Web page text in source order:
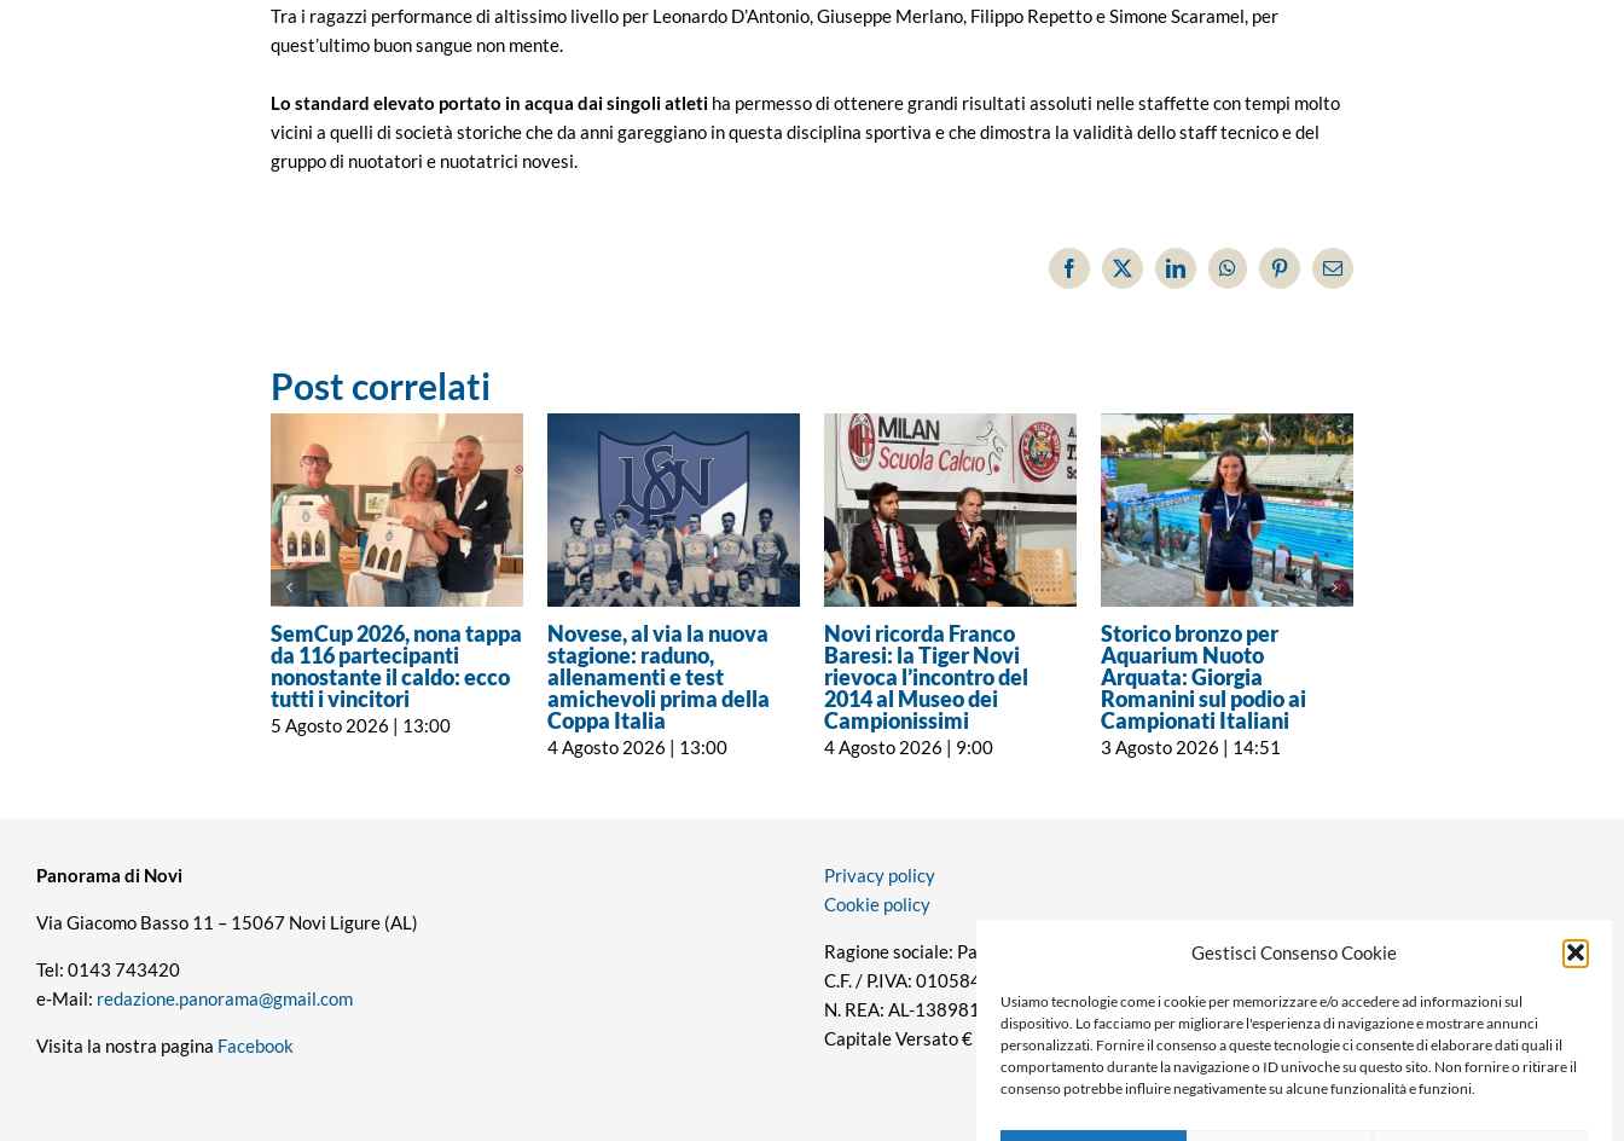
Gestisci Consenso Cookie
Usiamo tecnologie come i cookie per memorizzare e/o accedere ad informazioni sul
dispositivo. Lo facciamo per migliorare l'esperienza di navigazione e mostrare annunci
personalizzati. Fornire il consenso a queste tecnologie ci consente di elaborare dati quali il
comportamento durante la navigazione o ID univoche su questo sito. Non fornire o ritirare il
consenso potrebbe influire negativamente su alcune funzionalità e funzioni.
Tra i ragazzi performance di altissimo livello per Leonardo D’Antonio, Giuseppe Merlano, Filippo Repetto e Simone Scaramel, per
quest’ultimo buon sangue non mente.
Lo standard elevato portato in acqua dai singoli atleti ha permesso di ottenere grandi risultati assoluti nelle staffette con tempi molto
vicini a quelli di società storiche che da anni gareggiano in questa disciplina sportiva e che dimostra la validità dello staff tecnico e del
gruppo di nuotatori e nuotatrici novesi.
Facebook
X LinkedInWhatsAppPinterestEmail
Post correlati
SemCup 2026, nona tappa
da 116 partecipanti
nonostante il caldo: ecco
tutti i vincitori
5 Agosto 2026 | 13:00
Novese, al via la nuova
stagione: raduno,
allenamenti e test
amichevoli prima della
Coppa Italia
4 Agosto 2026 | 13:00
Novi ricorda Franco
Baresi: la Tiger Novi
rievoca l’incontro del
2014 al Museo dei
Campionissimi
4 Agosto 2026 | 9:00
Storico bronzo per
Aquarium Nuoto
Arquata: Giorgia
Romanini sul podio ai
Campionati Italiani
3 Agosto 2026 | 14:51
Panorama di Novi
Via Giacomo Basso 11 – 15067 Novi Ligure (AL)
Tel: 0143 743420
e-Mail: redazione.panorama@gmail.com
Visita la nostra pagina Facebook
Privacy policy
Cookie policy
Ragione sociale: Panorama S.r.l.
C.F. / P.IVA: 01058470061
N. REA: AL-138981
Capitale Versato € 10.000,00